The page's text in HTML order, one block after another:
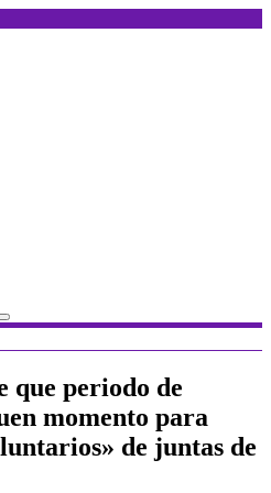
que periodo de
momento para
de juntas de